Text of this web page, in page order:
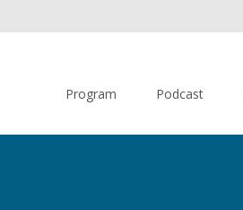
Program Podcast